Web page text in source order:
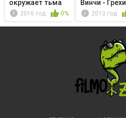
окружает тьма
2016 год 0%
Винчи - Грехи
Дедала
2013 год